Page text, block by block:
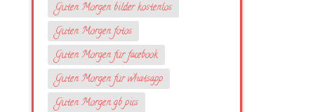
Guten Morgen bilder kostenlos
Guten Morgen fotos
Guten Morgen für facebook
Guten Morgen für whatsapp
Guten Morgen gb pics